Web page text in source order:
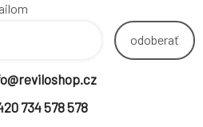
odoberať
734 578 578